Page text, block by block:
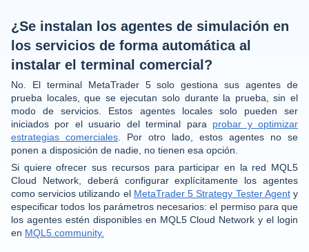
¿Se instalan los agentes de simulación en
los servicios de forma automática al
instalar el terminal comercial?
No. El terminal MetaTrader 5 solo gestiona sus agentes de
prueba locales, que se ejecutan solo durante la prueba, sin el
modo de servicios. Estos agentes locales solo pueden ser
iniciados por el usuario del terminal para probar y optimizar
estrategias comerciales . Por otro lado, estos agentes no se
ponen a disposición de nadie, no tienen esa opción.
Si quiere ofrecer sus recursos para participar en la red MQL5
Cloud Network, deberá configurar explícitamente los agentes
como servicios utilizando el MetaTrader 5 Strategy Tester Agenty
especificar todos los parámetros necesarios: el permiso para que
los agentes estén disponibles en MQL5 Cloud Network y el login
en MQL5.community.